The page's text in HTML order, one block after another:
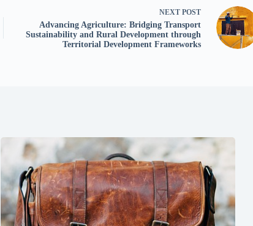
NEXT POST
Advancing Agriculture: Bridging Transport
Sustainability and Rural Development through
Territorial Development Frameworks